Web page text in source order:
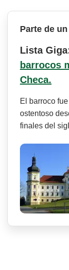
Parte de
Lista
barrocos
Checa.
El barroco
ostentoso
finales del